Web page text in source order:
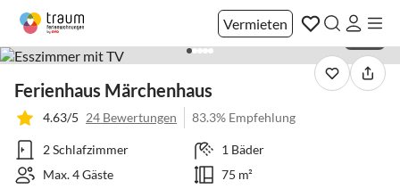
Vermieten
Ferienhaus Märchenhaus
4.63/5 24 Bewertungen 83.3% Empfehlung
2 Schlafzimmer
1 Bäder
Max. 4 Gäste
75 m²